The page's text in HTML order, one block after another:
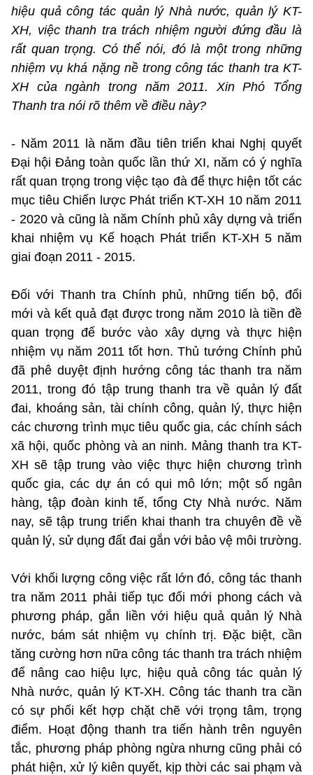
hiệu quả công tác quản lý Nhà nước, quản lý KT-
XH, việc thanh tra trách nhiệm người đứng đầu là
rất quan trọng. Có thể nói, đó là một trong những
nhiệm vụ khá nặng nề trong công tác thanh tra KT-
XH của ngành trong năm 2011. Xin Phó Tổng
Thanh tra nói rõ thêm về điều này?
- Năm 2011 là năm đầu tiên triển khai Nghị quyết
Đại hội Đảng toàn quốc lần thứ XI, năm có ý nghĩa
rất quan trọng trong việc tạo đà để thực hiện tốt các
mục tiêu Chiến lược Phát triển KT-XH 10 năm 2011
- 2020 và cũng là năm Chính phủ xây dựng và triển
khai nhiệm vụ Kế hoạch Phát triển KT-XH 5 năm
giai đoạn 2011 - 2015.
Đối với Thanh tra Chính phủ, những tiến bộ, đổi
mới và kết quả đạt được trong năm 2010 là tiền đề
quan trọng để bước vào xây dựng và thực hiện
nhiệm vụ năm 2011 tốt hơn. Thủ tướng Chính phủ
đã phê duyệt định hướng công tác thanh tra năm
2011, trong đó tập trung thanh tra về quản lý đất
đai, khoáng sản, tài chính công, quản lý, thực hiện
các chương trình mục tiêu quốc gia, các chính sách
xã hội, quốc phòng và an ninh. Mảng thanh tra KT-
XH sẽ tập trung vào việc thực hiện chương trình
quốc gia, các dự án có qui mô lớn; một số ngân
hàng, tập đoàn kinh tế, tổng Cty Nhà nước. Năm
nay, sẽ tập trung triển khai thanh tra chuyên đề về
quản lý, sử dụng đất đai gắn với bảo vệ môi trường.
Với khối lượng công việc rất lớn đó, công tác thanh
tra năm 2011 phải tiếp tục đổi mới phong cách và
phương pháp, gắn liền với hiệu quả quản lý Nhà
nước, bám sát nhiệm vụ chính trị. Đặc biệt, cần
tăng cường hơn nữa công tác thanh tra trách nhiệm
để nâng cao hiệu lực, hiệu quả công tác quản lý
Nhà nước, quản lý KT-XH. Công tác thanh tra cần
có sự phối kết hợp chặt chẽ với trọng tâm, trọng
điểm. Hoạt động thanh tra tiến hành trên nguyên
tắc, phương pháp phòng ngừa nhưng cũng phải có
phát hiện, xử lý kiên quyết, kịp thời các sai phạm và